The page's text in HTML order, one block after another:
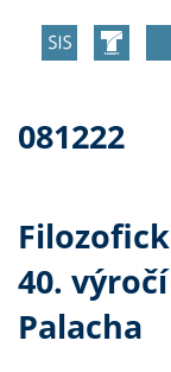
081222
40.
Palacha